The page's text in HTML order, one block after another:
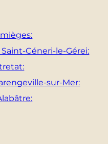
Céneri-le-Gérei:
sur-Mer: